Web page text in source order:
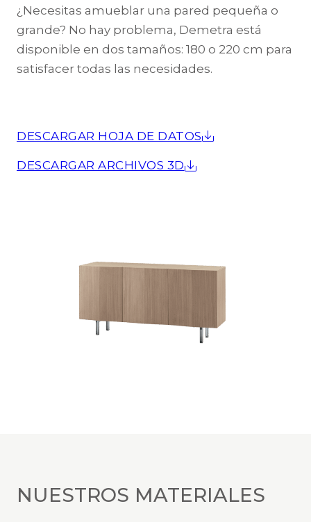
¿Necesitas amueblar una pared pequeña o
grande? No hay problema, Demetra está
disponible en dos tamaños: 180 o 220 cm para
satisfacer todas las necesidades.
DESCARGAR HOJA DE DATOS
DESCARGAR ARCHIVOS 3D
NUESTROS MATERIALES